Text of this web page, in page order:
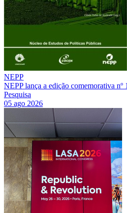
NEPP
NEPP lança a edição comemorativa nº
Pesquisa
05 ago 2026